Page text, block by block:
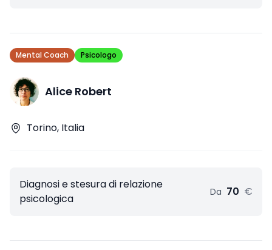
Mental Coach Psicologo
Alice Robert
Torino, Italia
Diagnosi e stesura di relazione
psicologica
Da 70 €